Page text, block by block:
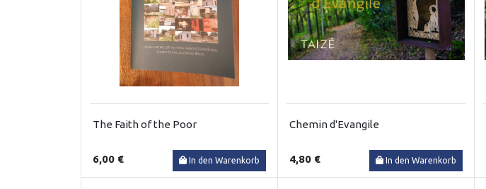
The Faith of the Poor
6,00 € In den Warenkorb
Chemin d'Evangile
4,80 € In den Warenkorb